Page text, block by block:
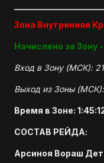
Зона Внутренняя
Начислено за Зону
Вход в Зону (МСК):
Выход из Зоны
Время в Зоне:
СОСТАВ РЕЙДА:
Арсиноя Вораш